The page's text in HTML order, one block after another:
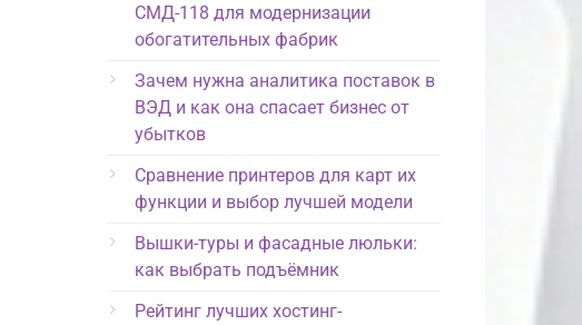
СМД-118 для модернизации
обогатительных фабрик
Зачем нужна аналитика поставок в
ВЭД и как она спасает бизнес от
убытков
Сравнение принтеров для карт их
функции и выбор лучшей модели
Вышки-туры и фасадные люльки:
как выбрать подъёмник
Рейтинг лучших хостинг-